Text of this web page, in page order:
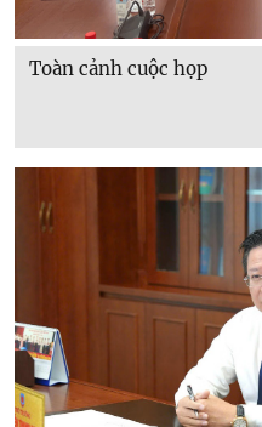
Toàn cảnh cuộc họp